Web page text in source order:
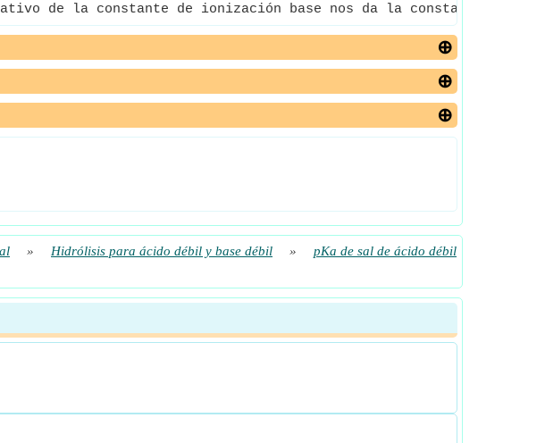
de la constante de ionización base nos da la constante de
» Hidrólisis para ácido débil y base débil »
pKa de sal de ácido débil